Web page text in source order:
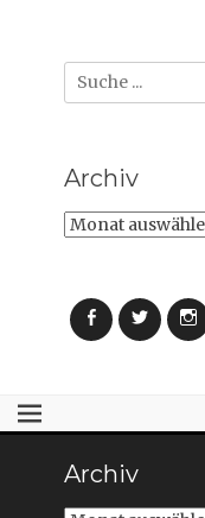
Suche
nach:
Archiv
Archiv
FacebookTwitter
Archiv